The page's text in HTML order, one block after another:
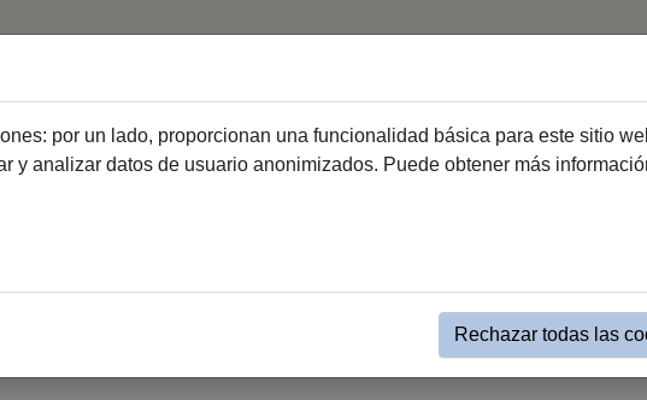
Institucional Gobierno Evento Simple Alcaldía
por un lado, proporcionan una funcionalidad básica para este sitio
y analizar datos de usuario anonimizados. Puede obtener más
Rechazar todas las